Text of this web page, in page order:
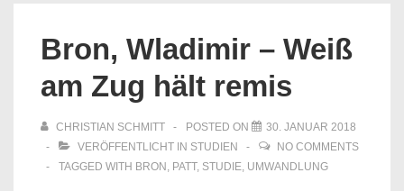
Bron, Wladimir – Weiß
am Zug hält remis
CHRISTIAN SCHMITT POSTED ON
30. JANUAR 2018
VERÖFFENTLICHT IN STUDIEN
NO COMMENTS
TAGGED WITH BRON , PATT, STUDIE, UMWANDLUNG